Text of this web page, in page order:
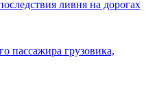
ливня на дорогах
пассажира грузовика,